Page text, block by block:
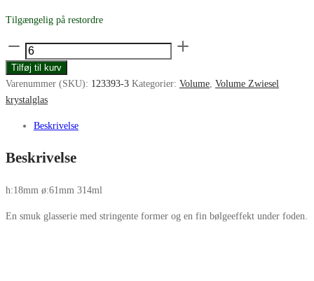
Tilgængelig på restordre
Zwiesel
Glas
Volume
antal
Tilføj til kurv
Varenummer (SKU): 123393-3 Kategorier: Volume Volume Zwiesel
krystalglas
Beskrivelse
Beskrivelse
h:18mm ø:61mm 314ml
En smuk glasserie med stringente former og en fin bølgeeffekt under foden.